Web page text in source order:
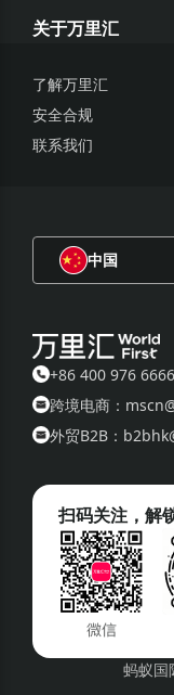
5.6 在法律允许的范
款，或暂停或取消活
5.7 活动参与者需要
包括因符合活动条件
5.8 所有商标、标志
First (Singapore)
关信息，请参阅条款
何法律效力。
5.11 本活动的条款
律解释。由本活动引
新加坡国际仲裁中心
款。
5.12 如果您对本活
里汇官方客户服务
0，北京时间）
关于万里汇
了解万里汇
安全合规
联系我们
中国
+86 400 976 6666
跨境电商：
外贸B2B：
扫码关注，解
蚂蚁国